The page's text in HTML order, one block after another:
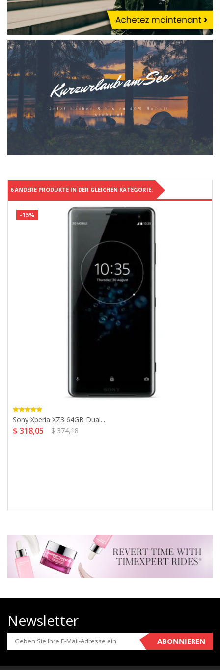
6 ANDERE PRODUKTE IN DER GLEICHEN KATEGORIE:
-15%
Sony Xperia XZ3 64GB Dual...
$ 318,05 $ 374,18
Newsletter
ABONNIEREN